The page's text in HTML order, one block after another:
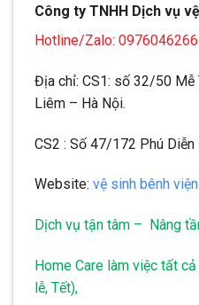
Công ty TNHH Dịch vụ
Hotline/Zalo: 0976046266
Địa chỉ: CS1: số 32/50 Mễ
Liêm – Hà Nội.
CS2 : Số 47/172 Phú
Website: vệ sinh bênh
Dịch vụ tận tâm – Nâng
Home Care làm việc tất
lễ, Tết),